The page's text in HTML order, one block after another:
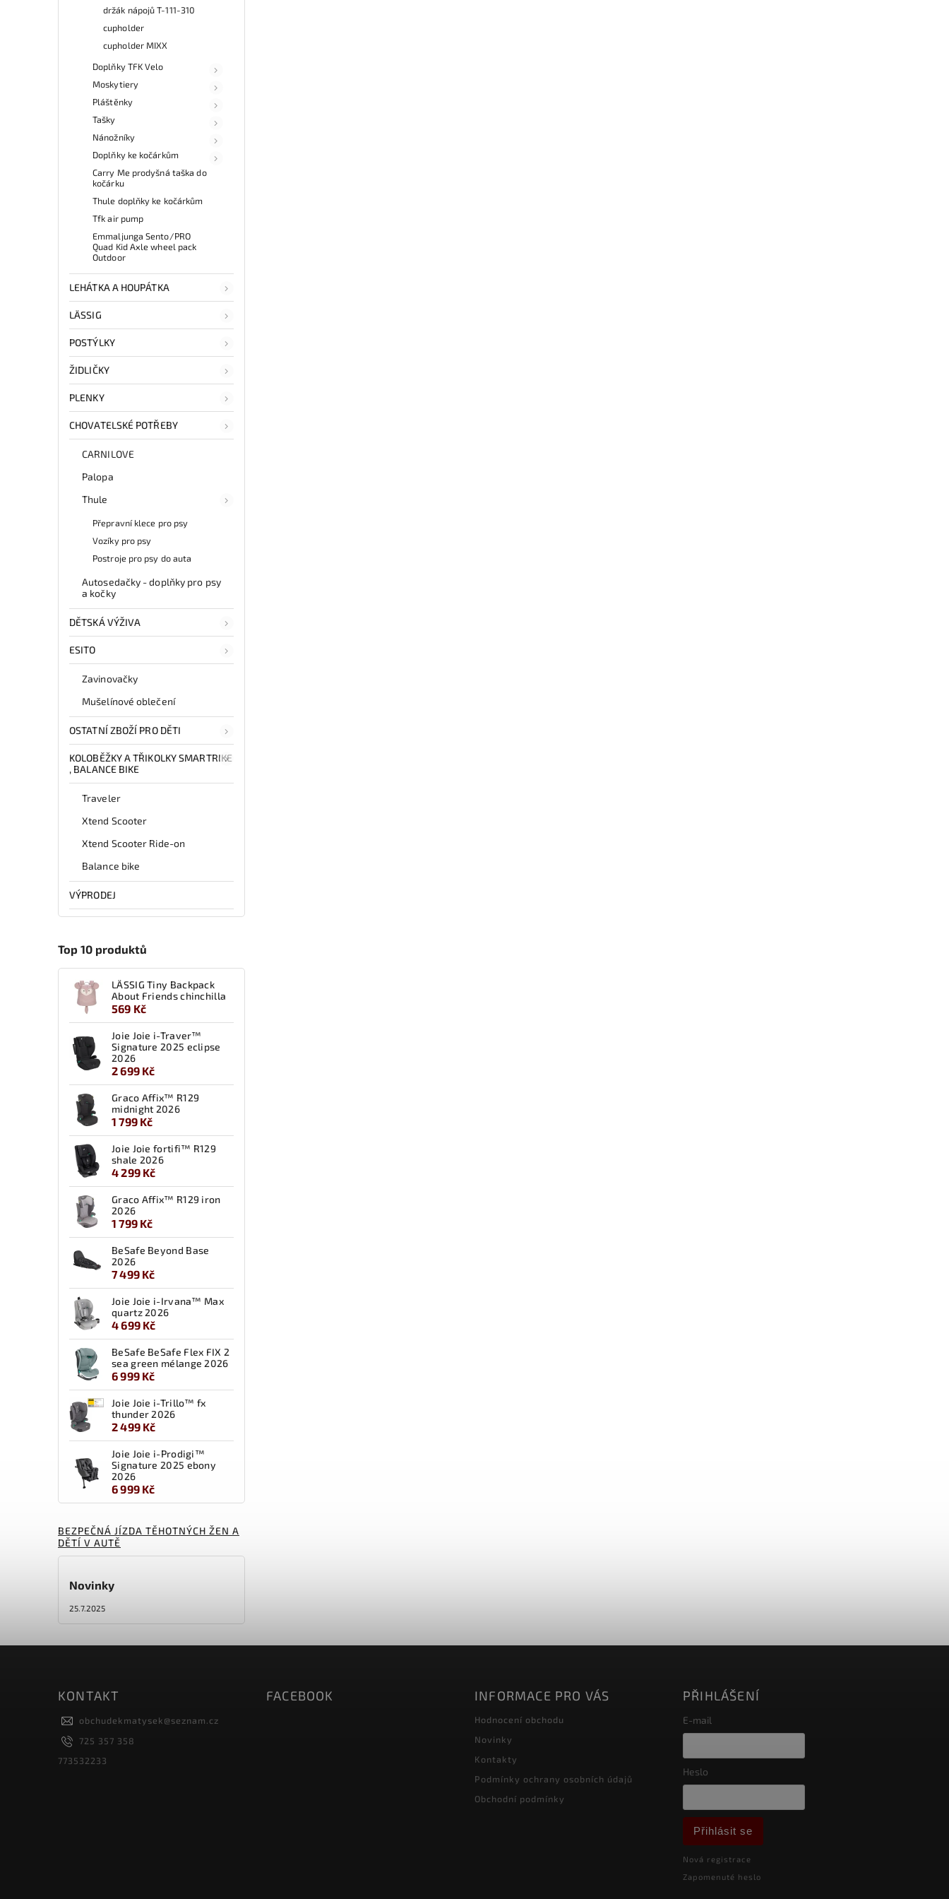
držák nápojů T-111-310
cupholder
cupholder MIXX
Doplňky TFK Velo
Moskytiery
Pláštěnky
Tašky
Nánožníky
Doplňky ke kočárkům
Carry Me prodyšná taška do
kočárku
Thule doplňky ke kočárkům
Tfk air pump
Emmaljunga Sento/PRO
Quad Kid Axle wheel pack
Outdoor
LEHÁTKA A HOUPÁTKA
LÄSSIG
POSTÝLKY
ŽIDLIČKY
PLENKY
CHOVATELSKÉ POTŘEBY
CARNILOVE
Palopa
Thule
Přepravní klece pro psy
Vozíky pro psy
Postroje pro psy do auta
Autosedačky - doplňky pro psy
a kočky
DĚTSKÁ VÝŽIVA
ESITO
Zavinovačky
Mušelínové oblečení
OSTATNÍ ZBOŽÍ PRO DĚTI
KOLOBĚŽKY A TŘIKOLKY SMARTRIKE
, BALANCE BIKE
Traveler
Xtend Scooter
Xtend Scooter Ride-on
Balance bike
VÝPRODEJ
Top 10 produktů
LÄSSIG Tiny Backpack
About Friends chinchilla
569 Kč
Joie Joie i-Traver™
Signature 2025 eclipse
2026
2 699 Kč
Graco Affix™ R129
midnight 2026
1 799 Kč
Joie Joie fortifi™ R129
shale 2026
4 299 Kč
Graco Affix™ R129 iron
2026
1 799 Kč
BeSafe Beyond Base
2026
7 499 Kč
Joie Joie i-Irvana™ Max
quartz 2026
4 699 Kč
BeSafe BeSafe Flex FIX 2
sea green mélange 2026
6 999 Kč
Joie Joie i-Trillo™ fx
thunder 2026
2 499 Kč
Joie Joie i-Prodigi™
Signature 2025 ebony
2026
6 999 Kč
BEZPEČNÁ JÍZDA TĚHOTNÝCH ŽEN A
DĚTÍ V AUTĚ
Novinky
25.7.2025
KONTAKT
obchudekmatysek@seznam.cz
725 357 358
773532233
FACEBOOK INFORMACE PRO VÁS
Hodnocení obchodu
Novinky
Kontakty
Podmínky ochrany osobních údajů
Obchodní podmínky
PŘIHLÁŠENÍ
E-mail
Heslo
Přihlásit se
Nová registrace
Zapomenuté heslo